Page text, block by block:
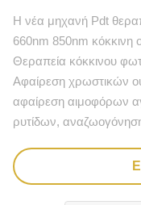
Η νέα μηχανή Pdt
660nm 850nm κόκκινη
Θεραπεία κόκκινου
Αφαίρεση χρωστικών
αφαίρεση αιμοφόρων
ρυτίδων,